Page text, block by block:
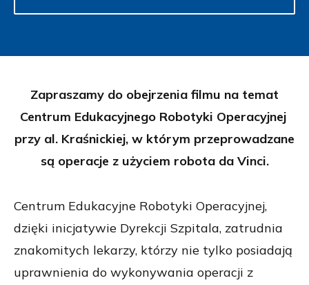
Zapraszamy do obejrzenia filmu na temat
Centrum Edukacyjnego Robotyki Operacyjnej
przy al. Kraśnickiej, w którym przeprowadzane
są operacje z użyciem robota da Vinci.
Centrum Edukacyjne Robotyki Operacyjnej,
dzięki inicjatywie Dyrekcji Szpitala, zatrudnia
znakomitych lekarzy, którzy nie tylko posiadają
uprawnienia do wykonywania operacji z